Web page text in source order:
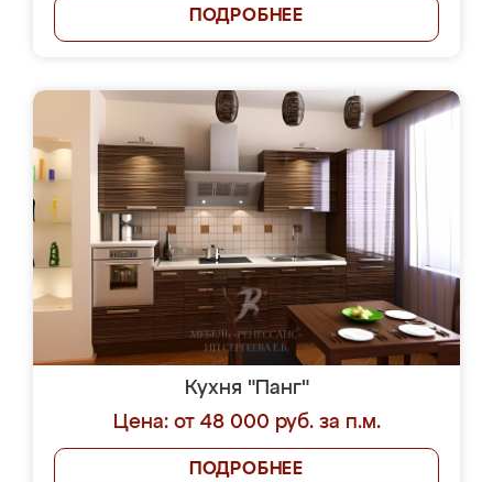
ПОДРОБНЕЕ
Кухня "Панг"
Цена: от 48 000 руб. за п.м.
ПОДРОБНЕЕ